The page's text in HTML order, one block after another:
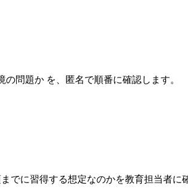
の問題か を、匿名で順番に確認します。
でに習得する想定なのかを教育担当者に